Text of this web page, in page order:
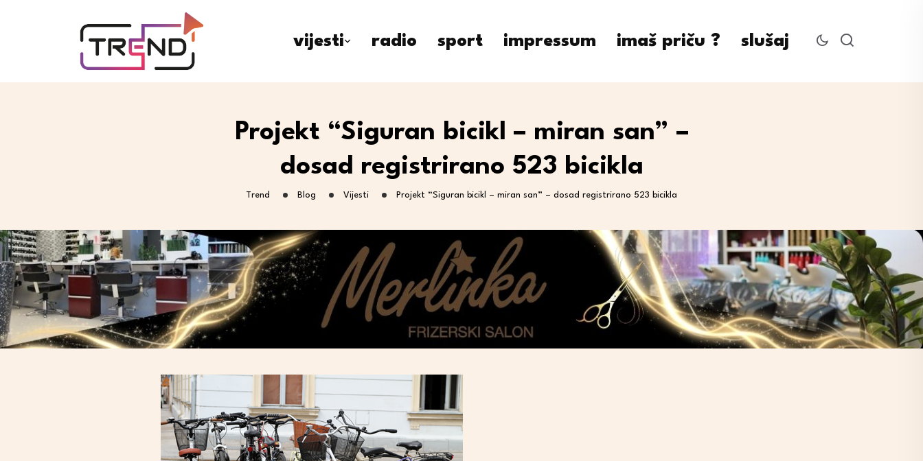
vijesti radio sport impressum imaš priču ? slušaj
Projekt “Siguran bicikl – miran san” –
dosad registrirano 523 bicikla
Trend Blog Vijesti Projekt “Siguran bicikl – miran san” – dosad registrirano 523 bicikla